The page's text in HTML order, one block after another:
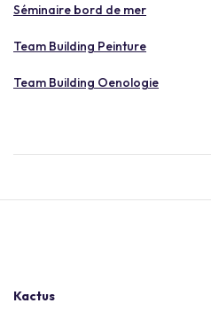
Séminaire bord de mer
Team Building Peinture
Team Building Oenologie
Kactus